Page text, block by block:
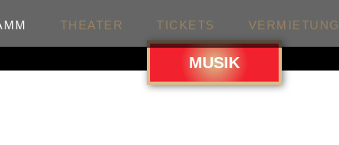
THEATER TICKETS VERMIETUNG
MUSIK